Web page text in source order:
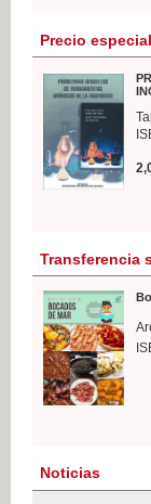
Precio especial
Transferencia
Noticias